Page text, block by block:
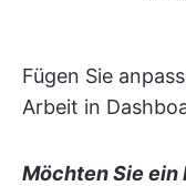
Fügen Sie
Arbeit in
Möchten Sie ein